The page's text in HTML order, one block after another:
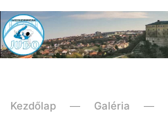
Kezdőlap Galéria